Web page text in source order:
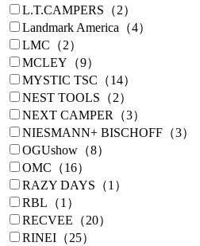
L.T.CAMPERS（2）
Landmark America（4）
LMC（2）
MCLEY（9）
MYSTIC TSC（14）
NEST TOOLS（2）
NEXT CAMPER（3）
NIESMANN+ BISCHOFF（3）
OGUshow（8）
OMC（16）
RAZY DAYS（1）
RBL（1）
RECVEE（20）
RINEI（25）